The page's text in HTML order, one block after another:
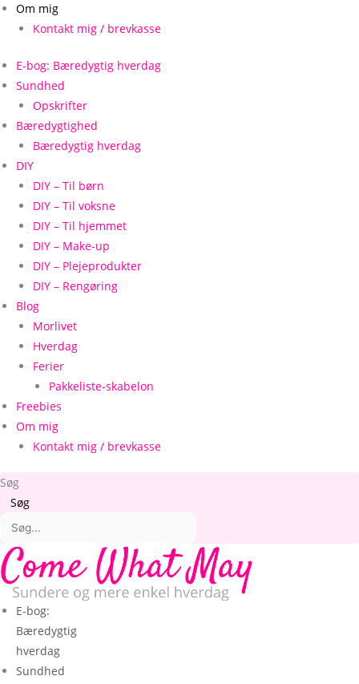
Om mig
Kontakt mig / brevkasse
E-bog: Bæredygtig hverdag
Sundhed
Opskrifter
Bæredygtighed
Bæredygtig hverdag
DIY
DIY – Til børn
DIY – Til voksne
DIY – Til hjemmet
DIY – Make-up
DIY – Plejeprodukter
DIY – Rengøring
Blog
Morlivet
Hverdag
Ferier
Pakkeliste-skabelon
Freebies
Om mig
Kontakt mig / brevkasse
Søg
Søg
E-bog:
Bæredygtig
hverdag
Sundhed